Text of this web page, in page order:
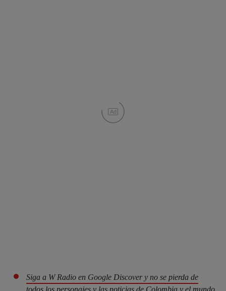
Ad
Siga a W Radio en Google Discover y no se pierda de